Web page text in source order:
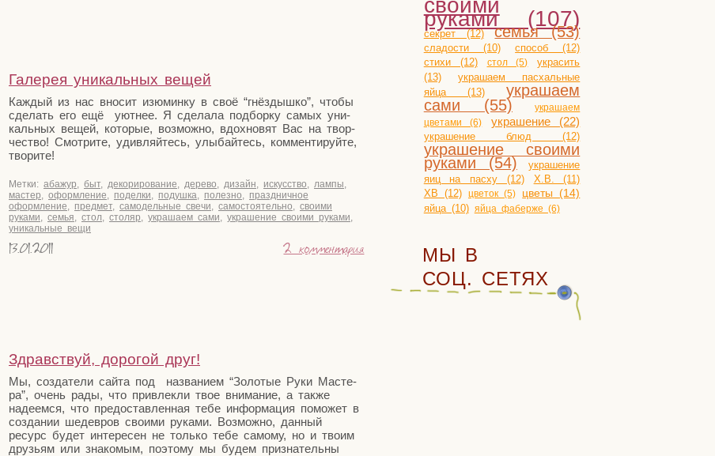
Галерея уникальных вещей
Каж­дый из нас вно­сит изю­мин­ку в своё “гнёз­дыш­ко”, что­бы
сде­лать его ещё уют­нее. Я сде­ла­ла под­бор­ку самых уни­
каль­ных вещей, кото­рые, воз­мож­но, вдох­но­вят Вас на твор­
че­ство! Смот­ри­те, удив­ляй­тесь, улы­бай­тесь, ком­мен­ти­руй­те,
творите!
Метки: абажур, быт, декорирование, дерево, дизайн, искусство, лампы,
мастер, оформление, поделки, подушка, полезно, праздничное
оформление, предмет, самодельные свечи, самостоятельно, своими
руками, семья, стол, столяр, украшаем сами, украшение своими руками,
уникальные вещи
13.01.2011 2 комментария
Здравствуй, дорогой друг!
Мы, созда­те­ли сай­та под назва­ни­ем “Золо­тые Руки Масте­
ра”, очень рады, что при­влек­ли твое вни­ма­ние, а так­же
наде­ем­ся, что предо­став­лен­ная тебе инфор­ма­ция помо­жет в
созда­нии шедев­ров сво­и­ми рука­ми. Воз­мож­но, дан­ный
ресурс будет инте­ре­сен не толь­ко тебе само­му, но и тво­им
дру­зьям или зна­ко­мым, поэто­му мы будем при­зна­тель­ны
своими
руками (107)
секрет (12) семья (53)
сладости (10)
способ (12)
стихи (12)
стол (5)
украсить
(13)
украшаем пасхальные
яйца (13)
украшаем
сами (55)
украшаем
цветами (6)
украшение (22)
украшение блюд (12)
украшение своими
руками (54)
украшение
яиц на пасху (12)
Х.В. (11)
ХВ (12) цветок (5)
цветы (14)
яйца (10) яйца фаберже (6)
МЫ В
СОЦ. СЕТЯХ